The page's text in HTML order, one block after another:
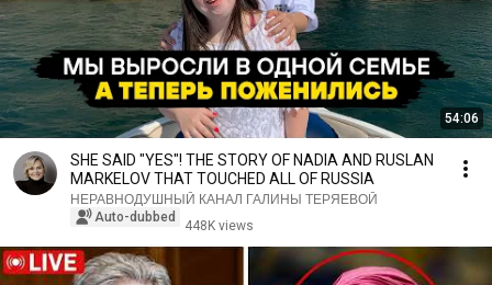
54:06
SHE SAID "YES"! THE STORY OF NADIA AND RUSLAN
MARKELOV THAT TOUCHED ALL OF RUSSIA
НЕРАВНОДУШНЫЙ КАНАЛ ГАЛИНЫ ТЕРЯЕВОЙ
Auto-dubbed
448K views